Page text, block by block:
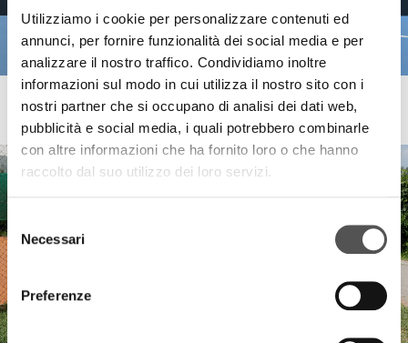
Utilizziamo i cookie per personalizzare contenuti ed
annunci, per fornire funzionalità dei social media e per
analizzare il nostro traffico. Condividiamo inoltre
informazioni sul modo in cui utilizza il nostro sito con i
nostri partner che si occupano di analisi dei dati web,
pubblicità e social media, i quali potrebbero combinarle
con altre informazioni che ha fornito loro o che hanno
raccolto dal suo utilizzo dei loro servizi.
Selezione
del
consenso
Necessari
Preferenze
Tennis Club Mantova
Il Nuovo Campo Play-it